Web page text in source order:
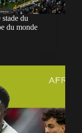
du
du monde